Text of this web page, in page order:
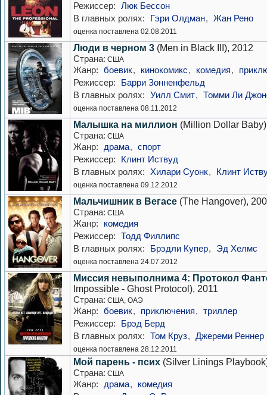
Режиссер: Люк Бессон
В главных ролях:
Гэри Олдман, Жан Рено
оценка поставлена 02.08.2011
Люди в черном 3 (Men in Black III), 2012
Страна: США
Жанр: боевик, кинокомикс, комедия,
Режиссер:
Барри Зонненфельд
В главных ролях: Уилл Смит, Томми Ли
оценка поставлена 08.11.2012
Малышка на миллион (Million Dollar
Страна: США
Жанр: драма, спорт
Режиссер:
Клинт Иствуд
В главных ролях: Хилари Суонк, Клинт
оценка поставлена 09.12.2012
Мальчишник в Вегасе (The Hangover),
Страна: США
Жанр:
комедия
Режиссер: Тодд Филлипс
В главных ролях:
Брэдли Купер, Эд Хелмс
оценка поставлена 24.07.2012
Миссия невыполнима 4: Протокол
Impossible - Ghost Protocol), 2011
Страна: США, ОАЭ
Жанр: боевик, приключения, триллер
Режиссер:
Брэд Берд
В главных ролях: Том Круз, Джереми Реннер
оценка поставлена 28.12.2011
Мой парень - псих (Silver Linings
Страна: США
Жанр: драма,
комедия